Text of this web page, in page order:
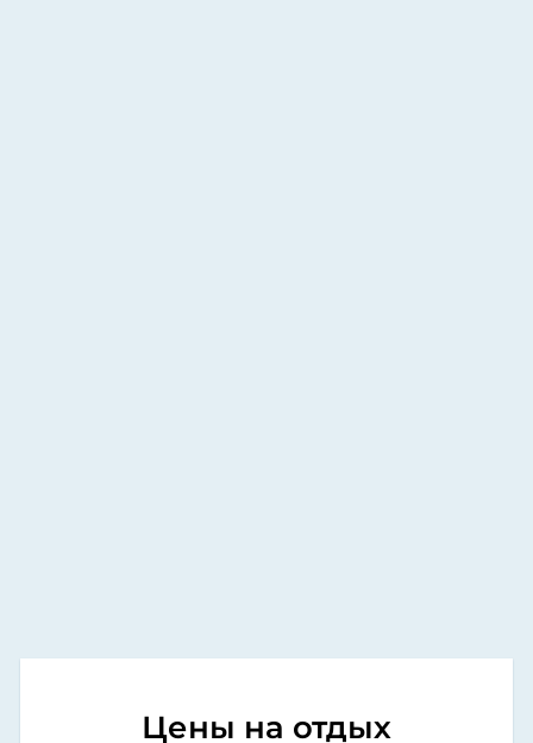
Цены на отдых